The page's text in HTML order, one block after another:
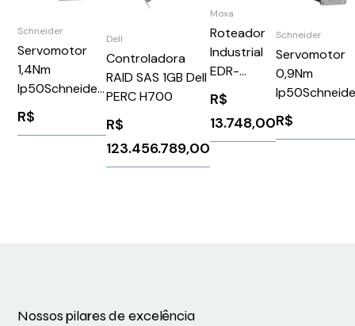
Schneider
Servomotor
1,4Nm
Ip50Schneider
BSH0701P12F1A
R$
Dell
Controladora
RAID SAS 1GB Dell
PERC H700
R$
123.456.789,00
Moxa
Roteador
Industrial
EDR-
G9010
Series
R$
13.748,00
Schneider
Servomotor
0,9Nm
R$
Nossos pilares de excelência